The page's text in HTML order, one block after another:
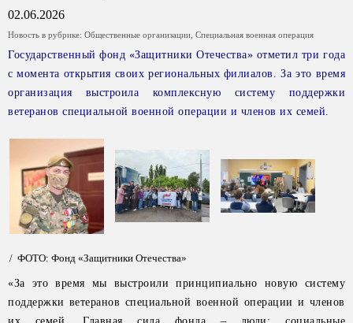
02.06.2026
Новость в рубрике: Общественные организации Специальная военная операция
Государственный фонд «Защитники Отечества» отметил три года
с момента открытия своих региональных филиалов. За это время
организация выстроила комплексную систему поддержки
ветеранов специальной военной операции и членов их семей.
/ ФОТО: Фонд «Защитники Отечества»
«За это время мы выстроили принципиально новую систему
поддержки ветеранов специальной военной операции и членов